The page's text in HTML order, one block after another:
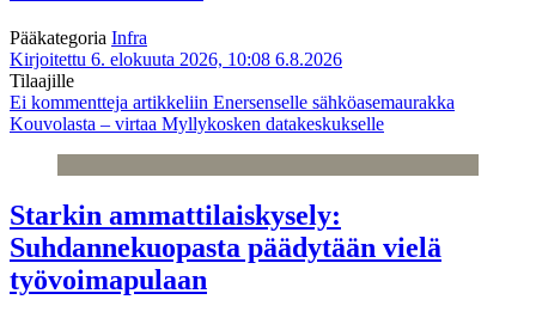
Pääkategoria Infra
Kirjoitettu 6. elokuuta 2026, 10:08 6.8.2026
Tilaajille
Ei kommentteja artikkeliin Enersenselle sähköasemaurakka
Kouvolasta – virtaa Myllykosken datakeskukselle
Starkin ammattilaiskysely:
Suhdannekuopasta päädytään vielä
työvoimapulaan